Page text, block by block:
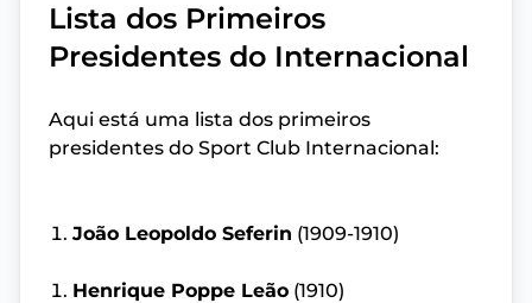
Lista dos Primeiros
Presidentes do Internacional
Aqui está uma lista dos primeiros
presidentes do Sport Club Internacional:
João Leopoldo Seferin (1909-1910)
Henrique Poppe Leão (1910)